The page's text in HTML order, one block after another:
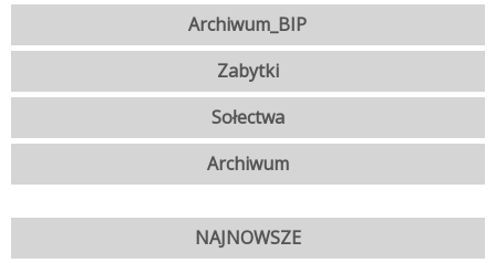
Archiwum_BIP
Zabytki
Sołectwa
Archiwum
NAJNOWSZE